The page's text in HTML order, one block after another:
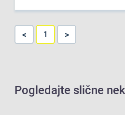
< 1 >
Pogledajte slične